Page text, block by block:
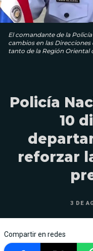
El comandante de la
cambios en las
tanto de la Región
Policía
10
reforzar
3 DE
Compartir en redes